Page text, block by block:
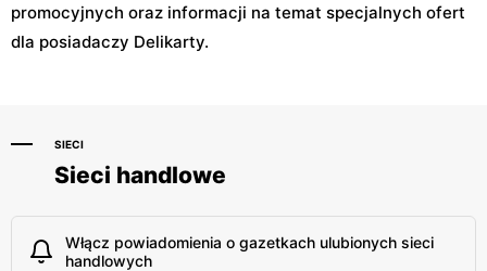
promocyjnych oraz informacji na temat specjalnych ofert
dla posiadaczy Delikarty.
SIECI
Sieci handlowe
Włącz powiadomienia o gazetkach ulubionych sieci
handlowych